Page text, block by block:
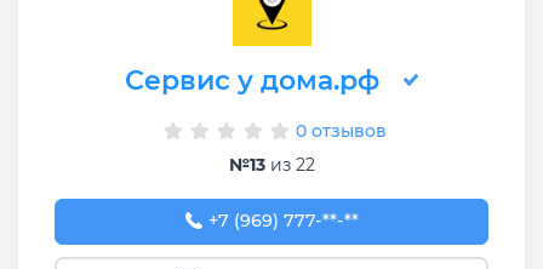
Сервис у дома.рф
0 отзывов
№13из 22
+7 (969) 777-50-55
+7 (969) 777-**-**